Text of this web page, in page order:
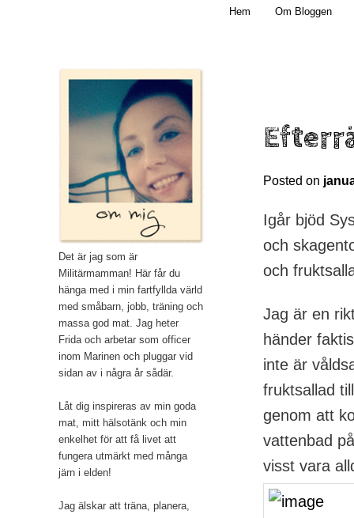
Mamma, militär och märkbart obekväm
Hem Om Bloggen
Posted on
Igår bjöd
och
och
Jag är en
händer
inte är
fruktsallad
genom att
vattenbad
visst vara
Det är jag som är
Militärmamman! Här får du
hänga med i min fartfyllda värld
med småbarn, jobb, träning och
massa god mat. Jag heter
Frida och arbetar som officer
inom Marinen och pluggar vid
sidan av i några år sådär.
Låt dig inspireras av min goda
mat, mitt hälsotänk och min
enkelhet för att få livet att
fungera utmärkt med många
järn i elden!
Jag älskar att träna, planera,